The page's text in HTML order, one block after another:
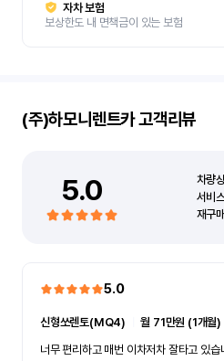
자차 보험
보상한도 내 면책금이 있는 보험
(주)하모니렌트카고객리뷰
5.0 차량
서비
재구
5.0
신형쏘렌토(MQ4) ㅣ월 71만원 (1개월)
너무 편리하고 매번 이차저차 잘타고 있